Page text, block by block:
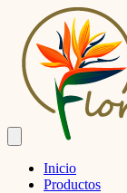
Inicio
Productos